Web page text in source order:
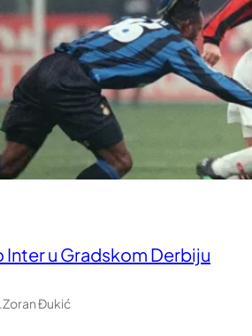
Inter u Gradskom Derbiju
.Zoran Đukić